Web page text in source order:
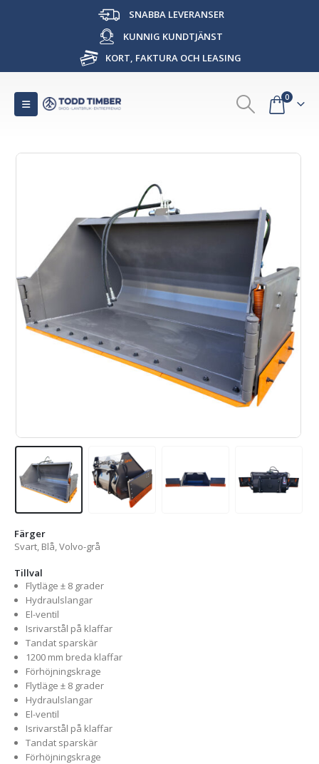
SNABBA LEVERANSER
KUNNIG KUNDTJÄNST
KORT, FAKTURA OCH LEASING
0
Färger
Svart, Blå, Volvo-grå
Tillval
Flytläge ± 8 grader
Hydraulslangar
El-ventil
Isrivarstål på klaffar
Tandat sparskär
1200 mm breda klaffar
Förhöjningskrage
Flytläge ± 8 grader
Hydraulslangar
El-ventil
Isrivarstål på klaffar
Tandat sparskär
Förhöjningskrage